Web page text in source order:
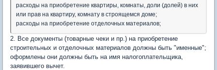
расходы на приобретение квартиры, комнаты, доли (долей) в них
или прав на квартиру, комнату в строящемся доме;
расходы на приобретение отделочных материалов;
2. Все документы (товарные чеки и пр.) на приобретение
строительных и отделочных материалов должны быть "именные";
оформлены они должны быть на имя налогоплательщика,
заявившего вычет.